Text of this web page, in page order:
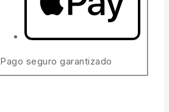
Pago seguro garantizado